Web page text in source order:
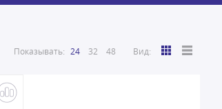
Показывать: 24 32 48 Вид: